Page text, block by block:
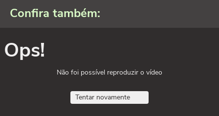
Confira também:
Ops!
Não foi possível reproduzir o vídeo
Tentar novamente